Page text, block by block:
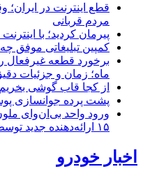
قطع اینترنت در
مردم قربانی
پیرمان کردید؛ با
کمپین تبلیغاتی موفق
ماه؛ زمان و جزئیات
از کجا قاب گوشی
پشت پرده جوانسازی
۱۵ ارائه‌دهنده جدید توسط نهاد نظارتی اروپا
اخبار خودرو